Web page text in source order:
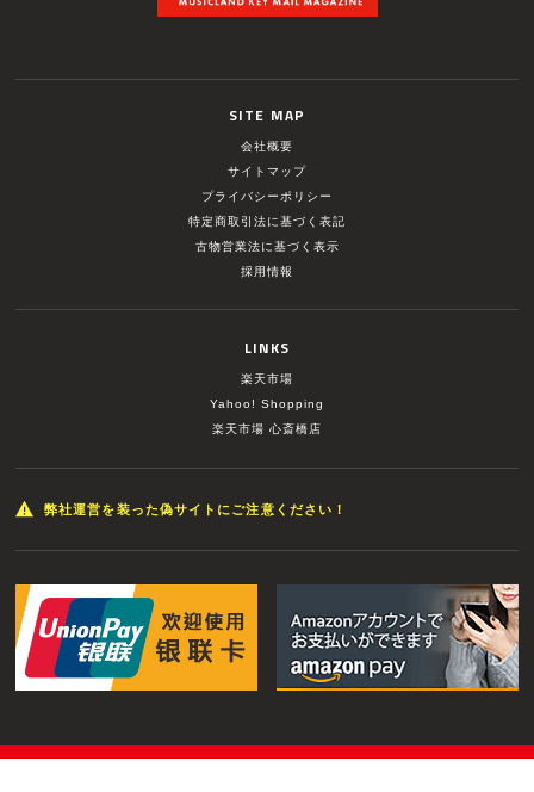
SITE MAP
会社概要
サイトマップ
プライバシーポリシー
特定商取引法に基づく表記
古物営業法に基づく表示
採用情報
LINKS
楽天市場
Yahoo! Shopping
楽天市場 心斎橋店
弊社運営を装った偽サイトにご注意ください！